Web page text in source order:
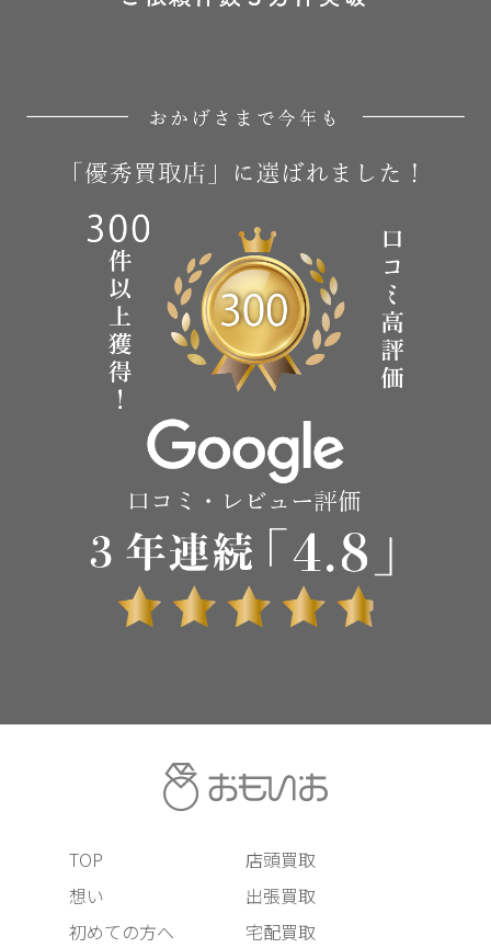
TOP
想い
初めての方へ
店頭買取
出張買取
宅配買取